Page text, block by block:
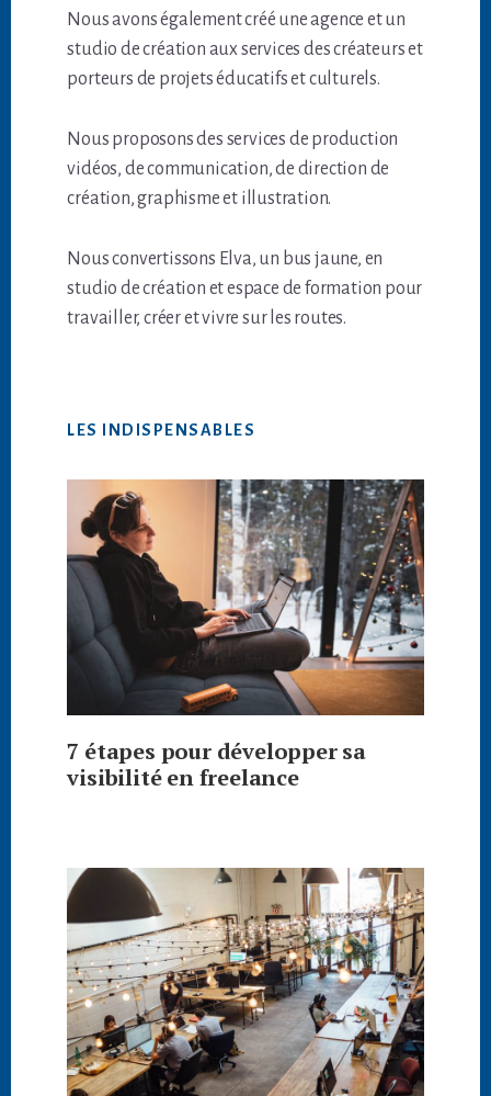
Nous avons également créé une agence et un
studio de création aux services des créateurs et
porteurs de projets éducatifs et culturels.
Nous proposons des services de production
vidéos, de communication, de direction de
création, graphisme et illustration.
Nous convertissons Elva, un bus jaune, en
studio de création et espace de formation pour
travailler, créer et vivre sur les routes.
LES INDISPENSABLES
7 étapes pour développer sa
visibilité en freelance